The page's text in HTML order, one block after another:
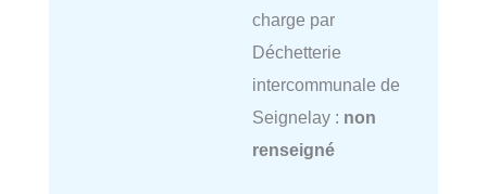
charge par
Déchetterie
intercommunale de
Seignelay : non
renseigné